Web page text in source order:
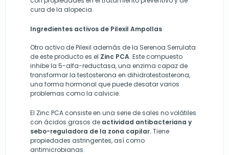
cura de la alopecia.
Ingredientes activos de Pilexil Ampollas
Otro activo de Pilexil además de la Serenoa Serrulata
de este producto es el Zinc PCA. Este compuesto
inhibe la 5-alfa-reductasa, una enzima capaz de
transformar la testosterona en dihidrotestosterona,
una forma hormonal que puede desatar varios
problemas como la calvicie.
El Zinc PCA consiste en una serie desales no volátiles
con ácidos grasos de actividad antibacteriana y
sebo-reguladora de la zona capilar.Tiene
propiedades astringentes, así como
antimicrobianas.